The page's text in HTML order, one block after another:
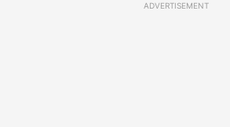
ADVERTISEMENT